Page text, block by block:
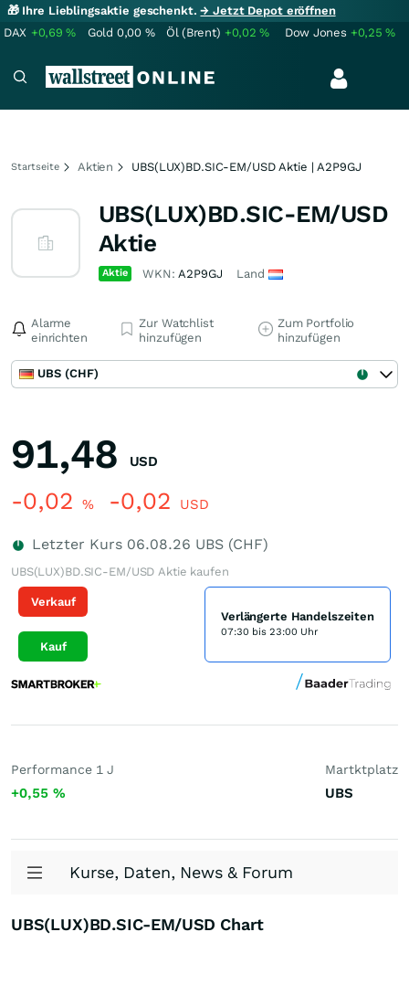
🎁 Ihre Lieblingsaktie geschenkt.→ Jetzt Depot eröffnen
DAX +0,69% Gold 0,00 % Öl (Brent) +0,02% Dow Jones +0,25%
Startseite Aktien UBS(LUX)BD.SIC-EM/USD Aktie | A2P9GJ
UBS(LUX)BD.SIC-EM/USD
Aktie
Aktie WKN:A2P9GJ Land
Alarme
einrichten
Zur Watchlist
hinzufügen
Zum Portfolio
hinzufügen
UBS (CHF)
91,48 USD
-0,02 % -0,02 USD
Letzter Kurs 06.08.26 UBS (CHF)
UBS(LUX)BD.SIC-EM/USD Aktie kaufen
Verkauf
Kauf
Verlängerte Handelszeiten
07:30 bis 23:00 Uhr
Performance 1 J
+0,55 %
Martktplatz
UBS
Kurse, Daten, News & Forum
UBS(LUX)BD.SIC-EM/USD Chart